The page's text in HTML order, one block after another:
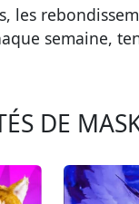
les
semaine,
DE